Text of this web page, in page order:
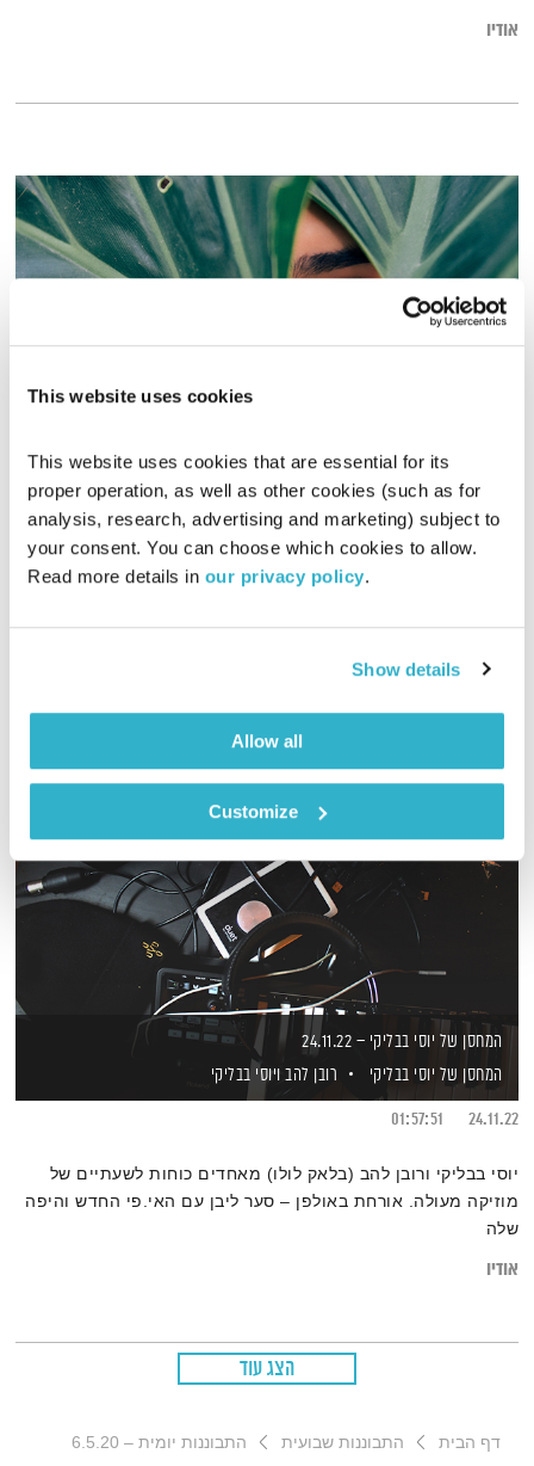
This website uses cookies
This website uses cookies that are essential for its
proper operation, as well as other cookies (such as for
analysis, research, advertising and marketing) subject to
your consent. You can choose which cookies to allow.
Read more details in our privacy policy.
Show details
Allow all
Customize
אודיו
עולם קטן
אורי בנקהלטר
16.02.20
01:56:55
מסע מוזיקלי יומי עם אורי בנקהלטר
אודיו
המחסן של יוסי בבליקי – 24.11.22
המחסן של יוסי בבליקי
רובן להב ויוסי בבליקי
24.11.22
01:57:51
יוסי בבליקי ורובן להב (בלאק לולו) מאחדים כוחות לשעתיים של
מוזיקה מעולה. אורחת באולפן – סער ליבן עם האי.פי החדש והיפה
שלה
אודיו
הצג עוד
דף הבית התבוננות שבועית התבוננות יומית – 6.5.20